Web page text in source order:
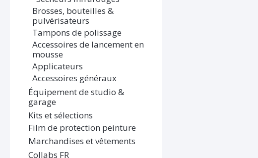
Brosses, bouteilles &
pulvérisateurs
Tampons de polissage
Accessoires de lancement en
mousse
Applicateurs
Accessoires généraux
Équipement de studio &
garage
Kits et sélections
Film de protection peinture
Marchandises et vêtements
Collabs FR